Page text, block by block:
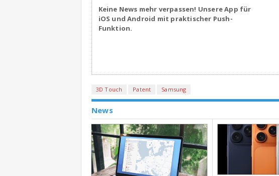
Keine News mehr verpassen! Unsere App für
iOS und Android mit praktischer Push-
Funktion.
3D Touch Patent Samsung
News